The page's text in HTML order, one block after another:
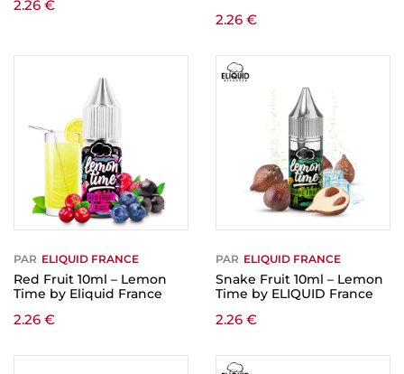
2.26 €
2.26 €
PAR ELIQUID FRANCE
Red Fruit 10ml – Lemon
Time by Eliquid France
2.26 €
PAR ELIQUID FRANCE
Snake Fruit 10ml – Lemon
Time by ELIQUID France
2.26 €